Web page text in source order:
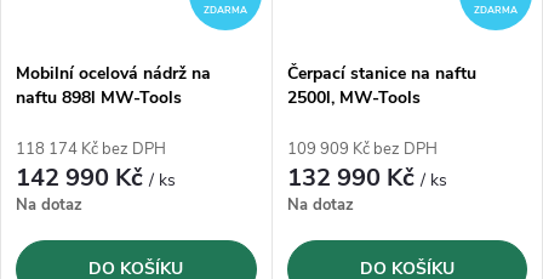
ZDARMA
Mobilní ocelová nádrž na
naftu 898l MW-Tools
118 174 Kč bez DPH
142 990 Kč/ ks
Na dotaz
DO KOŠÍKU
ZDARMA
Čerpací stanice na naftu
2500l, MW-Tools
230V
109 909 Kč bez DPH
132 990 Kč/ ks
Na dotaz
DO KOŠÍKU